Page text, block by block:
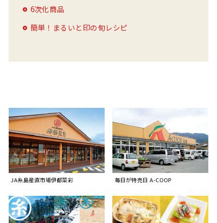
6次化商品
簡単！まるいと印の旬レシピ
JA糸島産直市場伊都菜彩 毎日が特売日 A-COOP